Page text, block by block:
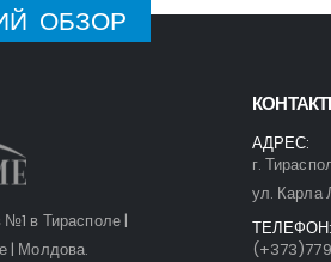
ОБЗОР
№1 в Тирасполе |
| Молдова.
АДРЕС:
г.
ул. Карла
ТЕЛЕФОН: